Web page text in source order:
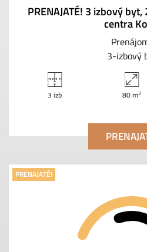
PRENAJATÉ! 3 izbový
centra
3-izbový
3 izb 80 m2
PRENAJATÉ!